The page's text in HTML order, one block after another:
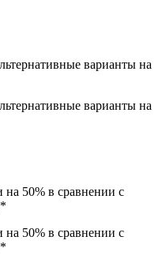
варианты на
варианты на
50% в сравнении с
50% в сравнении с